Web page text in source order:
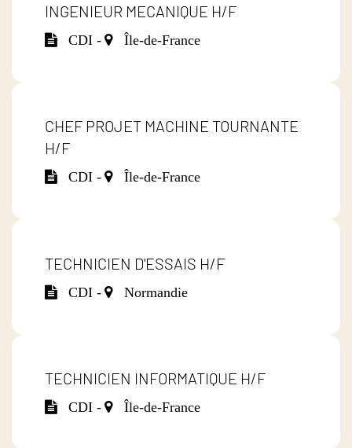
INGENIEUR MECANIQUE H/F
CDI - Île-de-France
CHEF PROJET MACHINE TOURNANTE
H/F
CDI - Île-de-France
TECHNICIEN D'ESSAIS H/F
CDI - Normandie
TECHNICIEN INFORMATIQUE H/F
CDI - Île-de-France